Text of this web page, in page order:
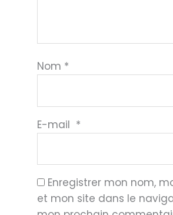
Nom *
E-mail *
Enregistrer mon nom,
et mon site dans le